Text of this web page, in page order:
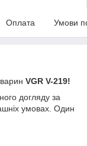
Оплата Умови
VGR V-219!
догляду за
умовах. Один